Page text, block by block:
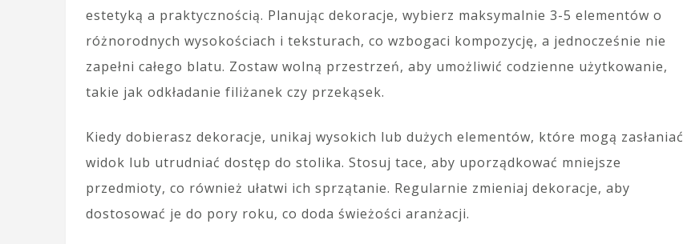
estetyką a praktycznością. Planując dekoracje, wybierz maksymalnie 3-5 elementów o
różnorodnych wysokościach i teksturach, co wzbogaci kompozycję, a jednocześnie nie
zapełni całego blatu. Zostaw wolną przestrzeń, aby umożliwić codzienne użytkowanie,
takie jak odkładanie filiżanek czy przekąsek.
Kiedy dobierasz dekoracje, unikaj wysokich lub dużych elementów, które mogą zasłaniać
widok lub utrudniać dostęp do stolika. Stosuj tace, aby uporządkować mniejsze
przedmioty, co również ułatwi ich sprzątanie. Regularnie zmieniaj dekoracje, aby
dostosować je do pory roku, co doda świeżości aranżacji.